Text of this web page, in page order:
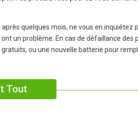
quelques mois, ne vous en inquiétez
un problème. En cas de défaillance
ou une nouvelle batterie pour
Tout